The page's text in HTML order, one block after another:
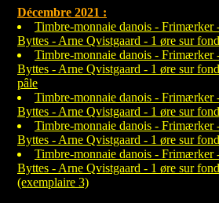
Décembre 2021 :
Timbre-monnaie danois - Frimærker
Byttes - Arne Qvistgaard - 1 øre sur
Timbre-monnaie danois - Frimærker
Byttes - Arne Qvistgaard - 1 øre sur
pâle
Timbre-monnaie danois - Frimærker
Byttes - Arne Qvistgaard - 1 øre sur
Timbre-monnaie danois - Frimærker
Byttes - Arne Qvistgaard - 1 øre sur
Timbre-monnaie danois - Frimærker
Byttes - Arne Qvistgaard - 1 øre sur
(exemplaire 3)